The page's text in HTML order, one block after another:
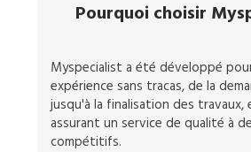
Pourquoi choisir
Myspecialist a été développé
expérience sans tracas, de la
jusqu'à la finalisation des travaux,
assurant un service de qualité à
compétitifs.